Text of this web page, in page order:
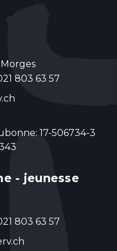
Morges
803 63 57
17-506734-3
- jeunesse
803 63 57